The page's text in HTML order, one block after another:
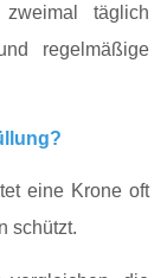
täglich
regelmäßige
eine Krone oft
schützt.